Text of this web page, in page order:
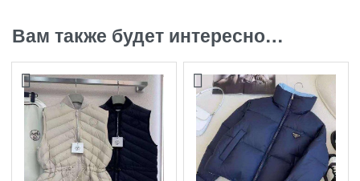
Вам также будет интересно…